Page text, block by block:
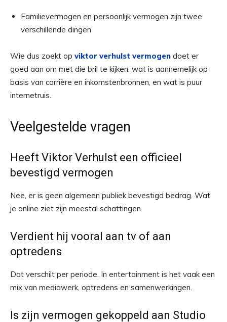
Familievermogen en persoonlijk vermogen zijn twee
verschillende dingen
Wie dus zoekt op viktor verhulst vermogen doet er
goed aan om met die bril te kijken: wat is aannemelijk op
basis van carrière en inkomstenbronnen, en wat is puur
internetruis.
Veelgestelde vragen
Heeft Viktor Verhulst een officieel
bevestigd vermogen
Nee, er is geen algemeen publiek bevestigd bedrag. Wat
je online ziet zijn meestal schattingen.
Verdient hij vooral aan tv of aan
optredens
Dat verschilt per periode. In entertainment is het vaak een
mix van mediawerk, optredens en samenwerkingen.
Is zijn vermogen gekoppeld aan Studio